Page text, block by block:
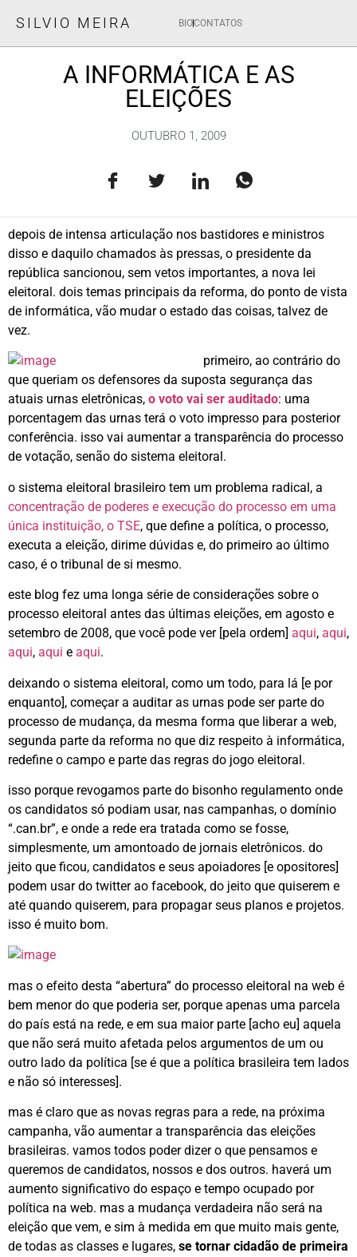
SILVIO MEIRA BIOCONTATOS
A INFORMÁTICA E AS
ELEIÇÕES
OUTUBRO 1, 2009
depois de intensa articulação nos bastidores e ministros
disso e daquilo chamados às pressas, o presidente da
república sancionou, sem vetos importantes, a nova lei
eleitoral. dois temas principais da reforma, do ponto de vista
de informática, vão mudar o estado das coisas, talvez de
vez.
primeiro, ao contrário do
que queriam os defensores da suposta segurança das
atuais urnas eletrônicas, o voto vai ser auditado: uma
porcentagem das urnas terá o voto impresso para posterior
conferência. isso vai aumentar a transparência do processo
de votação, senão do sistema eleitoral.
o sistema eleitoral brasileiro tem um problema radical, a
concentração de poderes e execução do processo em uma
única instituição, o TSE, que define a política, o processo,
executa a eleição, dirime dúvidas e, do primeiro ao último
caso, é o tribunal de si mesmo.
este blog fez uma longa série de considerações sobre o
processo eleitoral antes das últimas eleições, em agosto e
setembro de 2008, que você pode ver [pela ordem] aqui, aqui,
aqui, aqui e aqui.
deixando o sistema eleitoral, como um todo, para lá [e por
enquanto], começar a auditar as urnas pode ser parte do
processo de mudança, da mesma forma que liberar a web,
segunda parte da reforma no que diz respeito à informática,
redefine o campo e parte das regras do jogo eleitoral.
isso porque revogamos parte do bisonho regulamento onde
os candidatos só podiam usar, nas campanhas, o domínio
“.can.br”, e onde a rede era tratada como se fosse,
simplesmente, um amontoado de jornais eletrônicos. do
jeito que ficou, candidatos e seus apoiadores [e opositores]
podem usar do twitter ao facebook, do jeito que quiserem e
até quando quiserem, para propagar seus planos e projetos.
isso é muito bom.
mas o efeito desta “abertura” do processo eleitoral na web é
bem menor do que poderia ser, porque apenas uma parcela
do país está na rede, e em sua maior parte [acho eu] aquela
que não será muito afetada pelos argumentos de um ou
outro lado da política [se é que a política brasileira tem lados
e não só interesses].
mas é claro que as novas regras para a rede, na próxima
campanha, vão aumentar a transparência das eleições
brasileiras. vamos todos poder dizer o que pensamos e
queremos de candidatos, nossos e dos outros. haverá um
aumento significativo do espaço e tempo ocupado por
política na web. mas a mudança verdadeira não será na
eleição que vem, e sim à medida em que muito mais gente,
de todas as classes e lugares, se tornar cidadão de primeira